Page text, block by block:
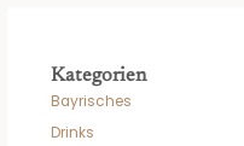
Kategorien
Bayrisches
Drinks